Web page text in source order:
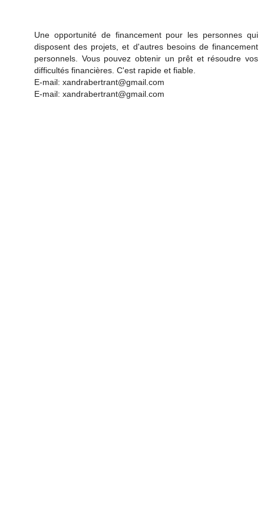
Une opportunité de financement pour les personnes qui
disposent des projets, et d'autres besoins de financement
personnels. Vous pouvez obtenir un prêt et résoudre vos
difficultés financières. C'est rapide et fiable.
E-mail: xandrabertrant@gmail.com
E-mail: xandrabertrant@gmail.com